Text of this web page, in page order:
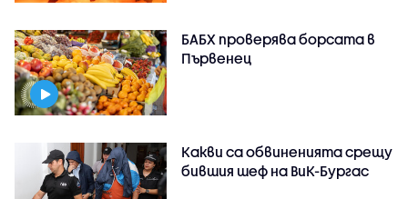
БАБХ проверява борсата в
Първенец
Какви са обвиненията срещу
бившия шеф на ВиК-Бургас